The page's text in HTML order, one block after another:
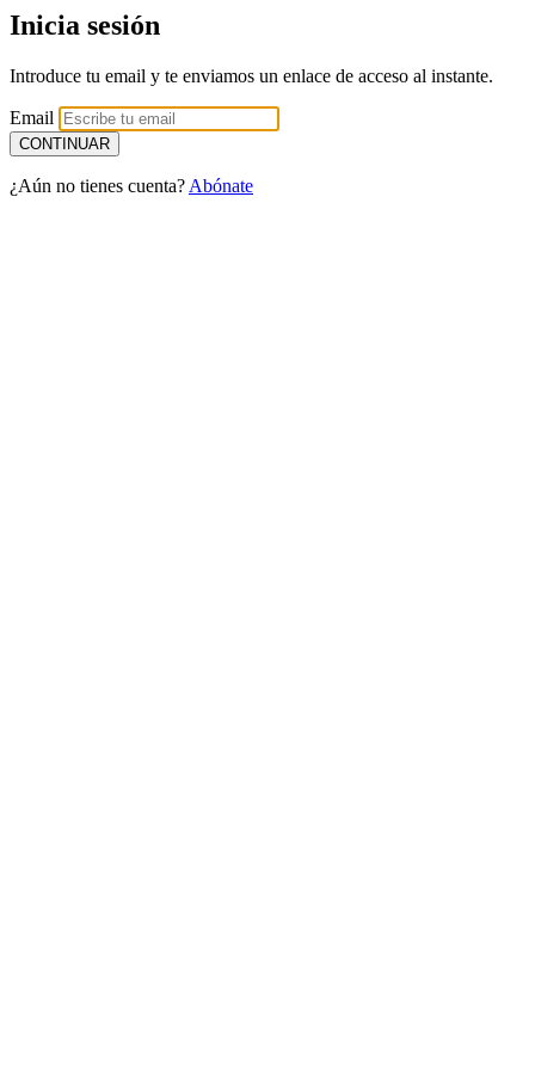
Inicia sesión
Introduce tu email y te enviamos un enlace de acceso al instante.
Email
¿Aún no tienes cuenta? Abónate